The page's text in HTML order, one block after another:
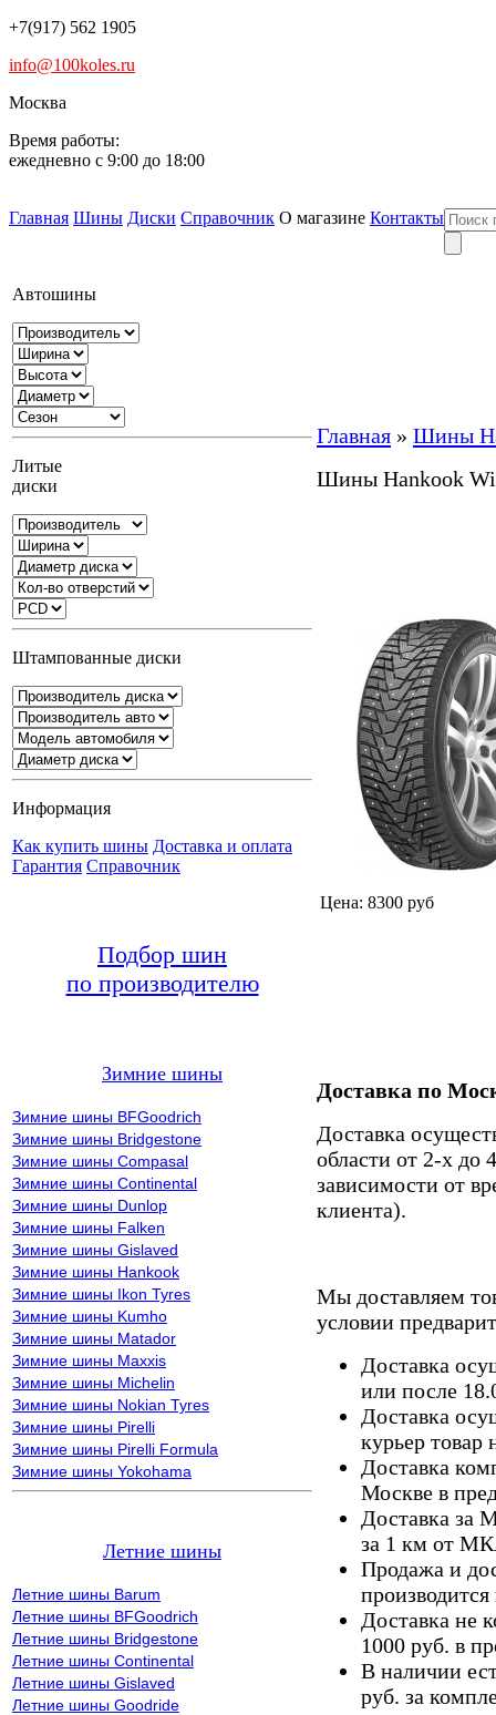
+7(917) 562 1905
info@100koles.ru
Москва
Время работы:
ежедневно с 9:00 до 18:00
Главная Шины Диски Справочник О магазине Контакты
Автошины
Литые
диски
Штампованные диски
Информация
Как купить шины Доставка и оплата
Гарантия Справочник
Подбор шин
по производителю
Зимние шины
Зимние шины BFGoodrich
Зимние шины Bridgestone
Зимние шины Compasal
Зимние шины Continental
Зимние шины Dunlop
Зимние шины Falken
Зимние шины Gislaved
Зимние шины Hankook
Зимние шины Ikon Tyres
Зимние шины Kumho
Зимние шины Matador
Зимние шины Maxxis
Зимние шины Michelin
Зимние шины Nokian Tyres
Зимние шины Pirelli
Зимние шины Pirelli Formula
Зимние шины Yokohama
Летние шины
Летние шины Barum
Летние шины BFGoodrich
Летние шины Bridgestone
Летние шины Continental
Летние шины Gislaved
Летние шины Goodride
Главная » Шины
Шины Hankook
Цена: 8300 руб
Доставка по
Доставка
области от 2-х до
зависимости от
клиента).
Мы доставляем
условии
Доставка
или после
Доставка
курьер товар
Доставка
Москве в
Доставка за
за 1 км от
Продажа и
Доставка не
1000 руб. в
В наличии
руб. за